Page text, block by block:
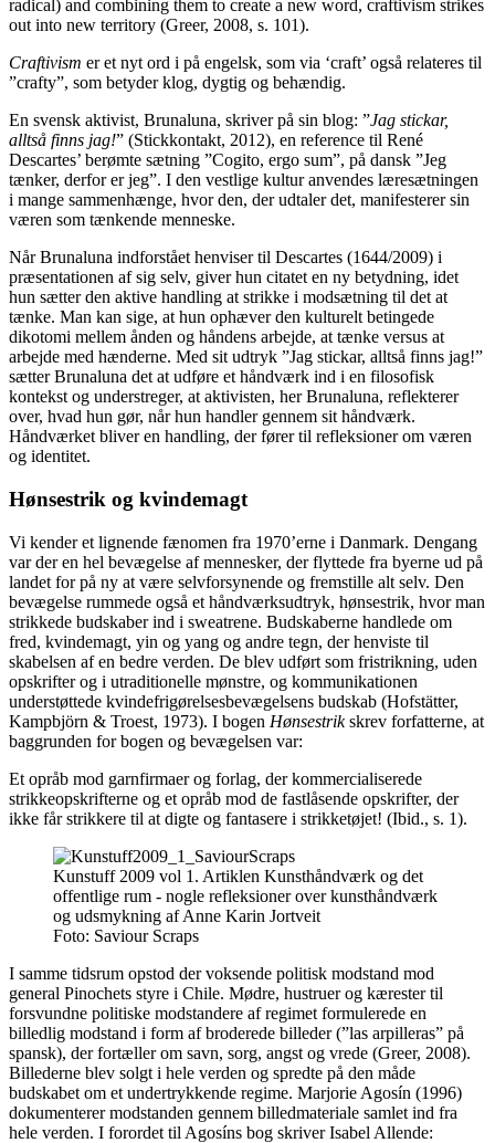
radical) and combining them to create a new word, craftivism strikes
out into new territory (Greer, 2008, s. 101).
Craftivism er et nyt ord i på engelsk, som via ‘craft’ også relateres til
”crafty”, som betyder klog, dygtig og behændig.
En svensk aktivist, Brunaluna, skriver på sin blog: ”Jag stickar,
alltså finns jag!” (Stickkontakt, 2012), en reference til René
Descartes’ berømte sætning ”Cogito, ergo sum”, på dansk ”Jeg
tænker, derfor er jeg”. I den vestlige kultur anvendes læresætningen
i mange sammenhænge, hvor den, der udtaler det, manifesterer sin
væren som tænkende menneske.
Når Brunaluna indforstået henviser til Descartes (1644/2009) i
præsentationen af sig selv, giver hun citatet en ny betydning, idet
hun sætter den aktive handling at strikke i modsætning til det at
tænke. Man kan sige, at hun ophæver den kulturelt betingede
dikotomi mellem ånden og håndens arbejde, at tænke versus at
arbejde med hænderne. Med sit udtryk ”Jag stickar, alltså finns jag!”
sætter Brunaluna det at udføre et håndværk ind i en filosofisk
kontekst og understreger, at aktivisten, her Brunaluna, reflekterer
over, hvad hun gør, når hun handler gennem sit håndværk.
Håndværket bliver en handling, der fører til refleksioner om væren
og identitet.
Hønsestrik og kvindemagt
Vi kender et lignende fænomen fra 1970’erne i Danmark. Dengang
var der en hel bevægelse af mennesker, der flyttede fra byerne ud på
landet for på ny at være selvforsynende og fremstille alt selv. Den
bevægelse rummede også et håndværksudtryk, hønsestrik, hvor man
strikkede budskaber ind i sweatrene. Budskaberne handlede om
fred, kvindemagt, yin og yang og andre tegn, der henviste til
skabelsen af en bedre verden. De blev udført som fristrikning, uden
opskrifter og i utraditionelle mønstre, og kommunikationen
understøttede kvindefrigørelsesbevægelsens budskab (Hofstätter,
Kampbjörn & Troest, 1973). I bogen Hønsestrikskrev forfatterne, at
baggrunden for bogen og bevægelsen var:
Et opråb mod garnfirmaer og forlag, der kommercialiserede
strikkeopskrifterne og et opråb mod de fastlåsende opskrifter, der
ikke får strikkere til at digte og fantasere i strikketøjet! (Ibid., s. 1).
Kunstuff 2009 vol 1. Artiklen Kunsthåndværk og det
offentlige rum - nogle refleksioner over kunsthåndværk
og udsmykning af Anne Karin Jortveit
Foto: Saviour Scraps
I samme tidsrum opstod der voksende politisk modstand mod
general Pinochets styre i Chile. Mødre, hustruer og kærester til
forsvundne politiske modstandere af regimet formulerede en
billedlig modstand i form af broderede billeder (”las arpilleras” på
spansk), der fortæller om savn, sorg, angst og vrede (Greer, 2008).
Billederne blev solgt i hele verden og spredte på den måde
budskabet om et undertrykkende regime. Marjorie Agosín (1996)
dokumenterer modstanden gennem billedmateriale samlet ind fra
hele verden. I forordet til Agosíns bog skriver Isabel Allende: